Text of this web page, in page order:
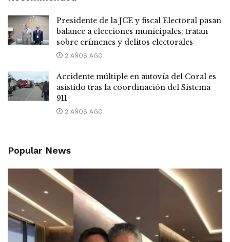
Presidente de la JCE y fiscal Electoral pasan
balance a elecciones municipales; tratan
sobre crímenes y delitos electorales
2 AÑOS AGO
Accidente múltiple en autovía del Coral es
asistido tras la coordinación del Sistema
911
2 AÑOS AGO
Popular News